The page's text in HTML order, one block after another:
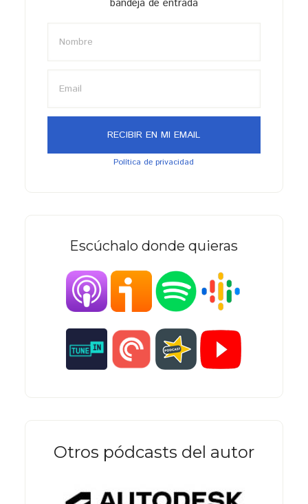
bandeja de entrada
Política de privacidad
Escúchalo donde quieras
Otros pódcasts del autor